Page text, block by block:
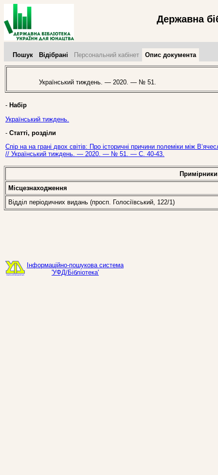
Державна
Пошук Відібрані Персональний кабінет Опис документа
Український тиждень. — 2020. — № 51.
- Набір
Український тиждень.
- Статті, розділи
Спір на на грані двох світів: Про історичні причини полеміки між
// Український тиждень. — 2020. — № 51. — С. 40-43.
Примірники
Місцезнаходження
Відділ періодичних видань (просп. Голосіївський, 122/1)
Інформаційно-пошукова система
'УФД/Бібліотека'